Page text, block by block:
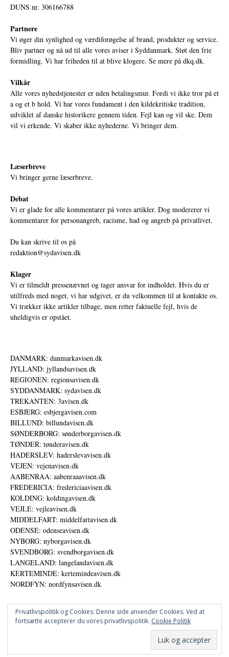
DUNS nr. 306166788
Partnere
Vi øger din synlighed og værdiforøgelse af brand, produkter og service.
Bliv partner og nå ud til alle vores aviser i Syddanmark. Støt den frie
formidling. Vi har friheden til at blive klogere. Se mere på dkq.dk.
Vilkår
Alle vores nyhedstjenester er uden betalingsmur. Fordi vi ikke tror på et
a og et b hold. Vi har vores fundament i den kildekritiske tradition,
udviklet af danske historikere gennem tiden. Fejl kan og vil ske. Dem
vil vi erkende. Vi skaber ikke nyhederne. Vi bringer dem.
Læserbreve
Vi bringer gerne læserbreve.
Debat
Vi er glade for alle kommentarer på vores artikler. Dog modererer vi
kommentarer for personangreb, racisme, had og angreb på privatlivet.
Du kan skrive til os på
redaktion@sydavisen.dk
Klager
Vi er tilmeldt pressenævnet og tager ansvar for indholdet. Hvis du er
utilfreds med noget, vi har udgivet, er du velkommen til at kontakte os.
Vi trækker ikke artikler tilbage, men retter faktuelle fejl, hvis de
uheldigvis er opstået.
DANMARK: danmarkavisen.dk
JYLLAND: jyllandsavisen.dk
REGIONEN: regionsavisen.dk
SYDDANMARK: sydavisen.dk
TREKANTEN: 3avisen.dk
ESBJERG: esbjergavisen.com
BILLUND: billundavisen.dk
SØNDERBORG: sønderborgavisen.dk
TØNDER: tønderavisen.dk
HADERSLEV: haderslevavisen.dk
VEJEN: vejenavisen.dk
AABENRAA: aabenraaavisen.dk
FREDERICIA: fredericiaavisen.dk
KOLDING: koldingavisen.dk
VEJLE: vejleavisen.dk
MIDDELFART: middelfartavisen.dk
ODENSE: odenseavisen.dk
NYBORG: nyborgavisen.dk
SVENDBORG: svendborgavisen.dk
LANGELAND: langelandavisen.dk
KERTEMINDE: kertemindeavisen.dk
NORDFYN: nordfynsavisen.dk
© DANSKE DIGITALE MEDIER A/S - NYHEDER, ANALYSER OG PERSPEKTIVER
Privatlivspolitik og Cookies: Denne side anvender Cookies. Ved at
fortsætte accepterer du vores privatlivspolitik. Cookie Politik